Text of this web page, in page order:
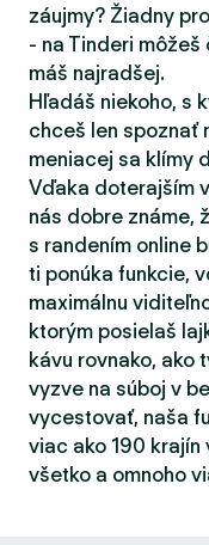
záujmy? Žiadny
- na Tinderi
máš najradšej.
Hľadáš niekoho, s
chceš len spoznať
meniacej sa klímy
Vďaka doterajším
nás dobre známe,
s randením online
ti ponúka funkcie,
maximálnu
ktorým posielaš
kávu rovnako, ako
vyzve na súboj v
vycestovať, naša
viac ako 190
všetko a omnoho